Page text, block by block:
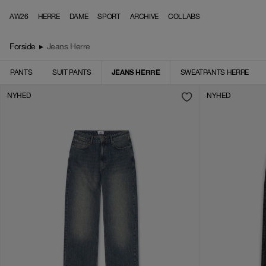
AW26 HERRE DAME SPORT ARCHIVE COLLABS
Forside ▸ Jeans Herre
PANTS SUIT PANTS JEANS HERRE SWEATPANTS HERRE
NYHED NYHED